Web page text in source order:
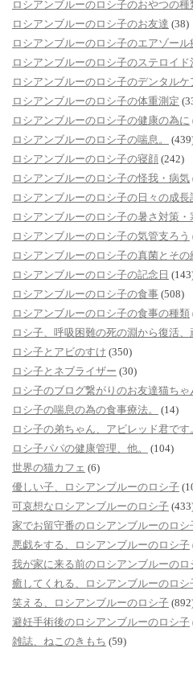
ロシアンブルーのロシ子のおやつの種
ロシアンブルーのロシ子のお友達 (38)
ロシアンブルーのロシ子のエアゾール
ロシアンブルーのロシ子のステロイド
ロシアンブルーのロシ子のデンタルケ
ロシアンブルーのロシ子の体重測定
ロシアンブルーのロシ子の健康の為に
ロシアンブルーのロシ子の喘息。
ロシアンブルーのロシ子の寝顔 (242)
ロシアンブルーのロシ子の怪我・病気
ロシアンブルーのロシ子の日々の成長
ロシアンブルーのロシ子の暑さ対策・
ロシアンブルーのロシ子の気管支ろう
ロシアンブルーのロシ子の真菌とその
ロシアンブルーのロシ子の記念日
ロシアンブルーのロシ子の食事 (508)
ロシアンブルーのロシ子の食事の種類
ロシ子、呼吸困難の死の淵から復活、
ロシ子とアビのすけ (350)
ロシ子とネブライザー (30)
ロシ子のブログ繋がりのお友達猫ちゃ
ロシ子の喘息の為の食事療法。
(14)
ロシ子の弟ちゃん、アビレッド君です
ロシ子パパの健康管理、他。
(104)
世界の猫カフェ (6)
優しい子、ロシアンブルーのロシ子
可哀想なロシアンブルーのロシ子
家でお留守番のロシアンブルーのロシ
悪戯をする、ロシアンブルーのロシ子
我が家に来る前のロシアンブルーのロ
癒してくれる、ロシアンブルーのロシ
笑える、ロシアンブルーのロシ子
避妊手術後のロシアンブルーのロシ子
雑誌、ねこのきもち (59)